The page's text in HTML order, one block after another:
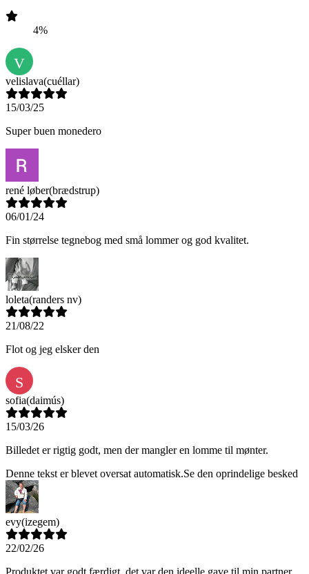
4%
V
velislava(cuéllar)
15/03/25
Super buen monedero
rené løber(brædstrup)
06/01/24
Fin størrelse tegnebog med små lommer og god kvalitet.
loleta(randers nv)
21/08/22
Flot og jeg elsker den
S
sofia(daimús)
15/03/26
Billedet er rigtig godt, men der mangler en lomme til mønter.
Denne tekst er blevet oversat automatisk.Se den oprindelige besked
evy(izegem)
22/02/26